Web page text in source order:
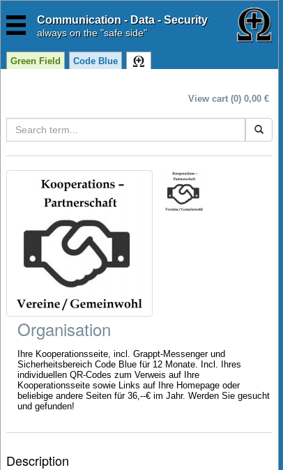
Communication - Data - Security
alwayson the "safe side"
Green Field Code Blue
View cart (0) 0,00 €
Organisation
Ihre Kooperationsseite, incl. Grappt-Messenger und
Sicherheitsbereich Code Blue für 12 Monate. Incl. Ihres
individuellen QR-Codes zum Verweis auf Ihre
Kooperationsseite sowie Links auf Ihre Homepage oder
beliebige andere Seiten für 36,--€ im Jahr. Werden Sie gesucht
und gefunden!
Description